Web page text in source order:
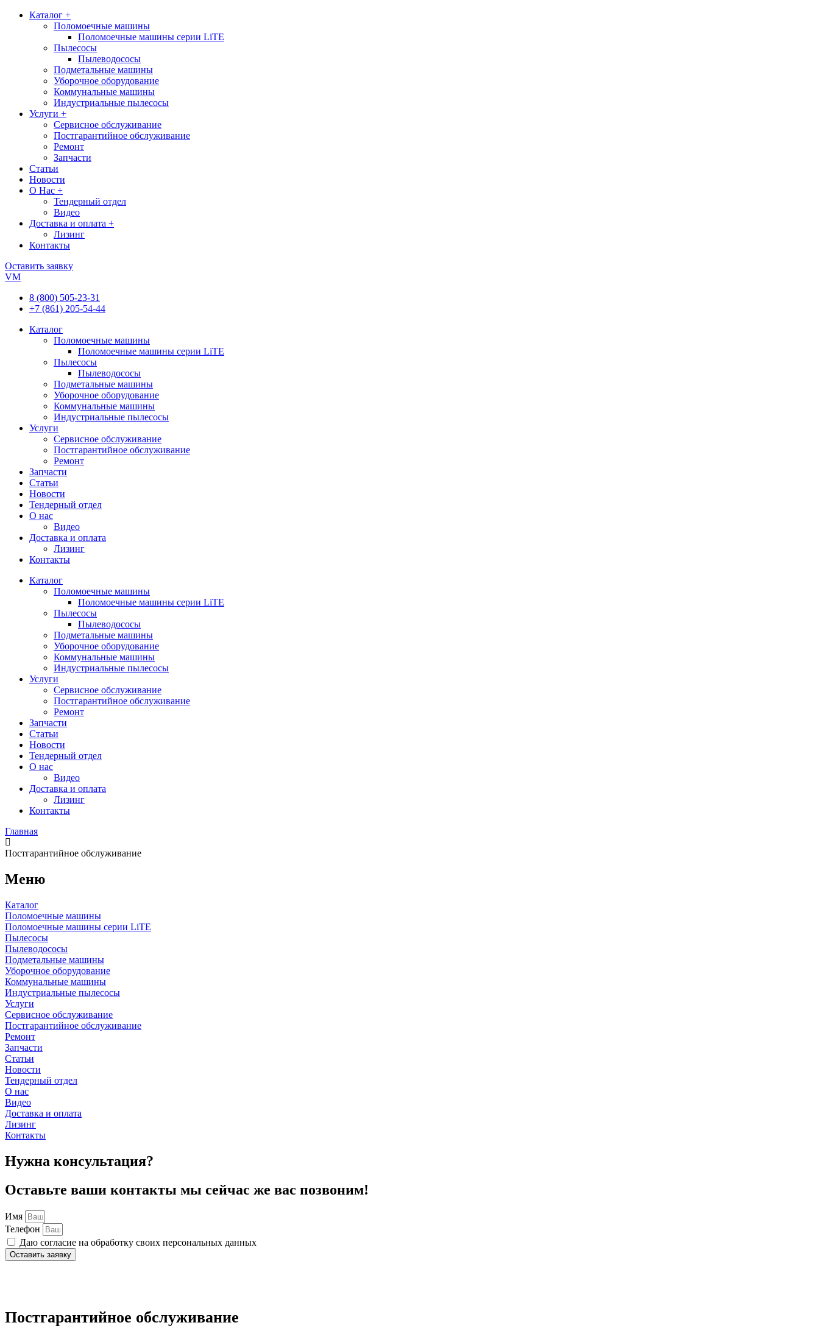
Каталог +
Поломоечные машины
Поломоечные машины серии LiTE
Пылесосы
Пылеводососы
Подметальные машины
Уборочное оборудование
Коммунальные машины
Индустриальные пылесосы
Услуги +
Сервисное обслуживание
Постгарантийное обслуживание
Ремонт
Запчасти
Статьи
Новости
О Нас +
Тендерный отдел
Видео
Доставка и оплата +
Лизинг
Контакты
Оставить заявку
VM
8 (800) 505-23-31
+7 (861) 205-54-44
Каталог
Поломоечные машины
Поломоечные машины серии LiTE
Пылесосы
Пылеводососы
Подметальные машины
Уборочное оборудование
Коммунальные машины
Индустриальные пылесосы
Услуги
Сервисное обслуживание
Постгарантийное обслуживание
Ремонт
Запчасти
Статьи
Новости
Тендерный отдел
О нас
Видео
Доставка и оплата
Лизинг
Контакты
Каталог
Поломоечные машины
Поломоечные машины серии LiTE
Пылесосы
Пылеводососы
Подметальные машины
Уборочное оборудование
Коммунальные машины
Индустриальные пылесосы
Услуги
Сервисное обслуживание
Постгарантийное обслуживание
Ремонт
Запчасти
Статьи
Новости
Тендерный отдел
О нас
Видео
Доставка и оплата
Лизинг
Контакты
Главная
Постгарантийное обслуживание
Меню
Каталог
Поломоечные машины
Поломоечные машины серии LiTE
Пылесосы
Пылеводососы
Подметальные машины
Уборочное оборудование
Коммунальные машины
Индустриальные пылесосы
Услуги
Сервисное обслуживание
Постгарантийное обслуживание
Ремонт
Запчасти
Статьи
Новости
Тендерный отдел
О нас
Видео
Доставка и оплата
Лизинг
Контакты
Нужна консультация?
Оставьте ваши контакты мы сейчас же вас позвоним!
Имя
Телефон
Даю согласие на обработку своих персональных данных
Оставить заявку
Постгарантийное обслуживание